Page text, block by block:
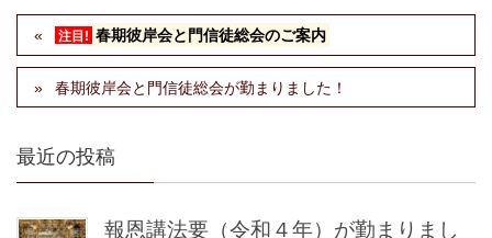
注目! 春期彼岸会と門信徒総会のご案内
春期彼岸会と門信徒総会が勤まりました！
最近の投稿
報恩講法要（令和４年）が勤まりまし